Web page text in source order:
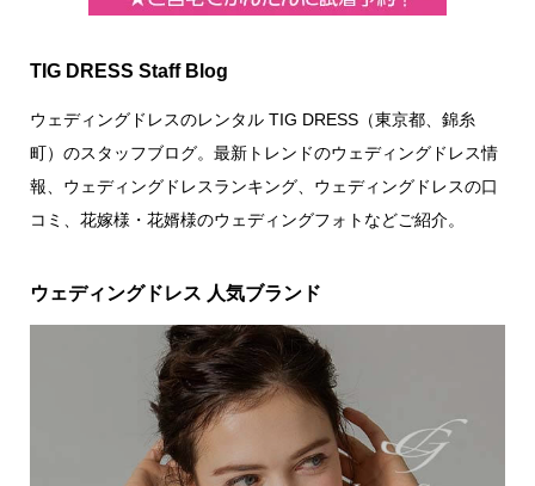
TIG DRESS Staff Blog
ウェディングドレスのレンタル TIG DRESS（東京都、錦糸
町）のスタッフブログ。最新トレンドのウェディングドレス情
報、ウェディングドレスランキング、ウェディングドレスの口
コミ、花嫁様・花婿様のウェディングフォトなどご紹介。
ウェディングドレス 人気ブランド